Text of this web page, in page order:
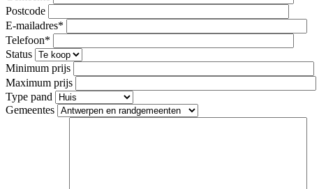
Postcode
E-mailadres*
Telefoon*
Status
Minimum prijs
Maximum prijs
Type pand
Gemeentes